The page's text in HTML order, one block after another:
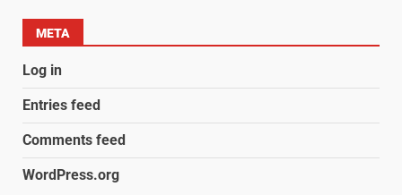
META
Log in
Entries feed
Comments feed
WordPress.org